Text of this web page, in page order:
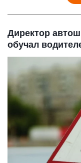
Директор
обучал